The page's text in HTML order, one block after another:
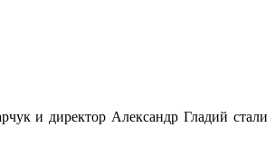
и директор Александр Гладий стали